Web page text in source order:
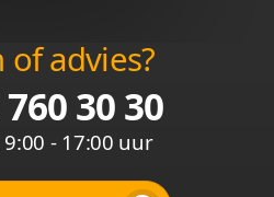
of advies?
30 30
- 17:00 uur